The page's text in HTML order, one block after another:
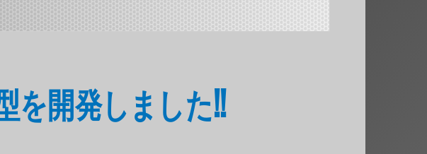
を開発しました!!